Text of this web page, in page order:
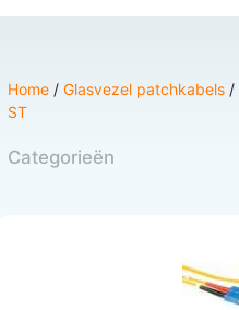
Home / Glasvezel patchkabels /
ST
Categorieën